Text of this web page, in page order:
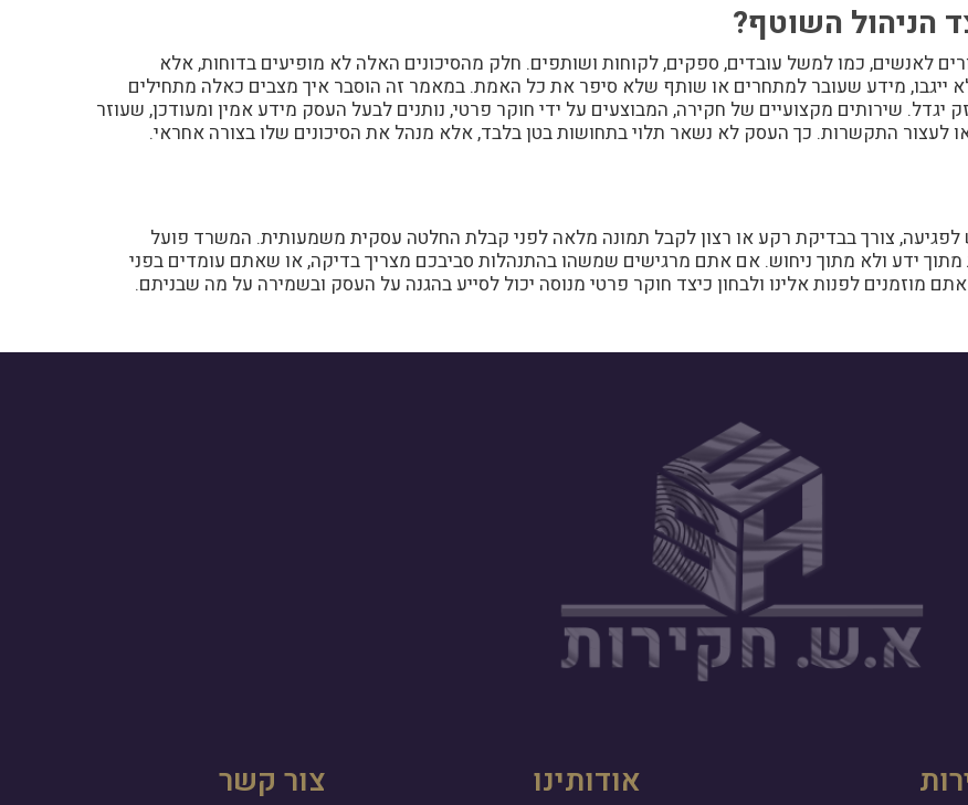
הניהול השוטף?
לאנשים, כמו למשל עובדים, ספקים, לקוחות ושותפים. חלק מהסיכונים האלה לא מופיעים בדוחות, אלא
ייגבו, מידע שעובר למתחרים או שותף שלא סיפר את כל האמת. במאמר זה הוסבר איך מצבים כאלה מתחילים
יגדל. שירותים מקצועיים של חקירה, המבוצעים על ידי חוקר פרטי, נותנים לבעל העסק מידע אמין ומעודכן, שעוזר
לעצור התקשרות. כך העסק לא נשאר תלוי בתחושות בטן בלבד, אלא מנהל את הסיכונים שלו בצורה אחראי.
לפגיעה, צורך בבדיקת רקע או רצון לקבל תמונה מלאה לפני קבלת החלטה עסקית משמעותית. המשרד פועל
ידע ולא מתוך ניחוש. אם אתם מרגישים שמשהו בהתנהלות סביבכם מצריך בדיקה, או שאתם עומדים בפני
מוזמנים לפנות אלינו ולבחון כיצד חוקר פרטי מנוסה יכול לסייע בהגנה על העסק ובשמירה על מה שבניתם.
אודותינו צור קשר